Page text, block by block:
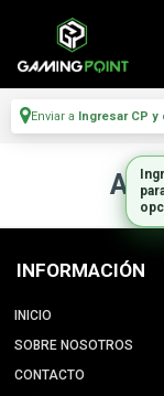
Enviar a Ingresar CP y
INFORMACIÓN
INICIO
SOBRE NOSOTROS
CONTACTO